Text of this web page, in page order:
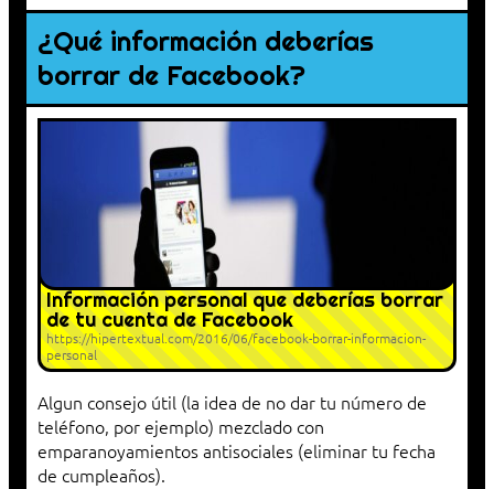
¿Qué información deberías
borrar de Facebook?
Información personal que deberías borrar
de tu cuenta de Facebook
https://hipertextual.com/2016/06/facebook-borrar-informacion-
personal
Algun consejo útil (la idea de no dar tu número de
teléfono, por ejemplo) mezclado con
emparanoyamientos antisociales (eliminar tu fecha
de cumpleaños).